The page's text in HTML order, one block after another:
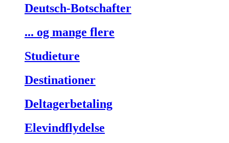
Deutsch-Botschafter
... og mange flere
Studieture
Destinationer
Deltagerbetaling
Elevindflydelse